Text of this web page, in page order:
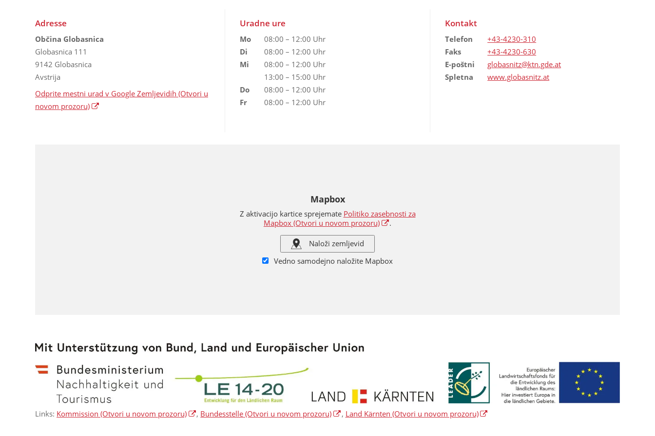
Adresse
Občina Globasnica
Globasnica 111
9142 Globasnica
Avstrija
Odprite mestni urad v Google Zemljevidih (Otvori u
novom prozoru)
Uradne ure
Mo
08:00 – 12:00 Uhr
Di
08:00 – 12:00 Uhr
Mi
08:00 – 12:00 Uhr
13:00 – 15:00 Uhr
Do
08:00 – 12:00 Uhr
Fr
08:00 – 12:00 Uhr
Kontakt
Telefon
+43-4230-310
Faks
+43-4230-630
E-poštni
globasnitz@ktn.gde.at
Spletna
www.globasnitz.at
Mapbox
Z aktivacijo kartice sprejemate Politiko zasebnosti za
Mapbox(Otvori u novom prozoru) .
Naloži zemljevid
Vedno samodejno naložite Mapbox
Links: Kommission (Otvori u novom prozoru) , Bundesstelle (Otvori u novom prozoru) , Land Kärnten (Otvori u novom prozoru)